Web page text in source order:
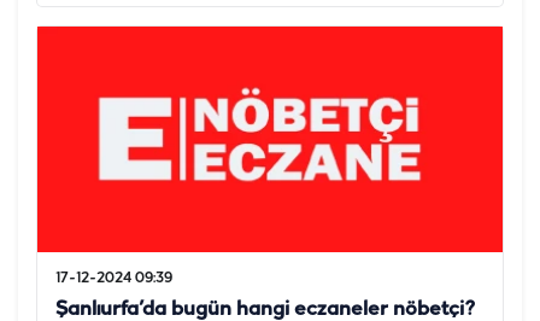
17-12-2024 09:39
Şanlıurfa’da bugün hangi eczaneler nöbetçi?